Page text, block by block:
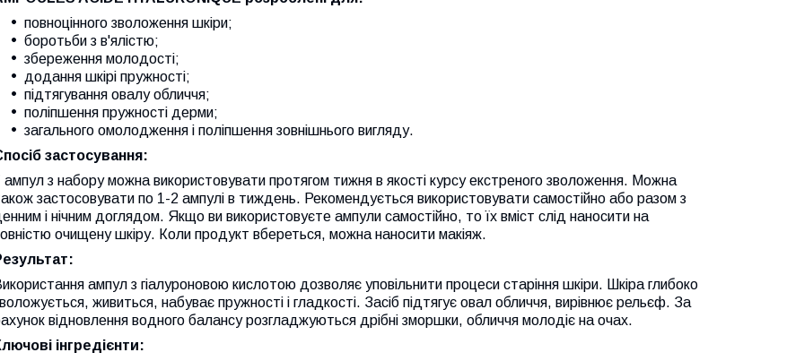
повноцінного зволоження шкіри;
боротьби з в'ялістю;
збереження молодості;
додання шкірі пружності;
підтягування овалу обличчя;
поліпшення пружності дерми;
загального омолодження і поліпшення зовнішнього вигляду.
застосування:
ампул з набору можна використовувати протягом тижня в якості курсу екстреного зволоження. Можна
застосовувати по 1-2 ампулі в тиждень. Рекомендується використовувати самостійно або разом з
і нічним доглядом. Якщо ви використовуєте ампули самостійно, то їх вміст слід наносити на
очищену шкіру. Коли продукт вбереться, можна наносити макіяж.
ампул з гіалуроновою кислотою дозволяє уповільнити процеси старіння шкіри. Шкіра глибоко
живиться, набуває пружності і гладкості. Засіб підтягує овал обличчя, вирівнює рельєф. За
відновлення водного балансу розгладжуються дрібні зморшки, обличчя молодіє на очах.
інгредієнти: